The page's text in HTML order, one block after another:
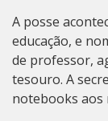
A posse
educação, e
de professor,
tesouro. A
notebooks aos